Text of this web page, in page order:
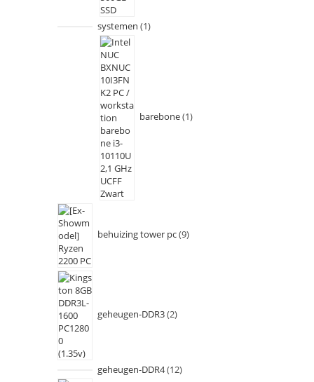
systemen 1
barebone 1
behuizing tower pc 9
geheugen-DDR3 2
geheugen-DDR4 12